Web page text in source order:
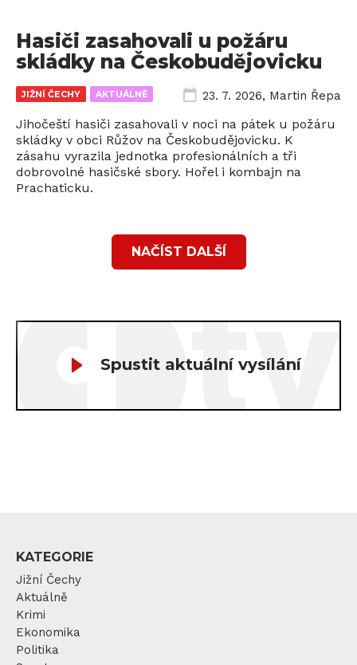
JIŽNÍ ČECHY AKTUÁLNĚ
Hasiči zasahovali u požáru
skládky na Českobudějovicku
23. 7. 2026, Martin Řepa
Jihočeští hasiči zasahovali v noci na pátek u požáru
skládky v obci Růžov na Českobudějovicku. K
zásahu vyrazila jednotka profesionálních a tři
dobrovolné hasičské sbory. Hořel i kombajn na
Prachaticku.
NAČÍST DALŠÍ
Spustit aktuální vysílání
KATEGORIE
Jižní Čechy
Aktuálně
Krimi
Ekonomika
Politika